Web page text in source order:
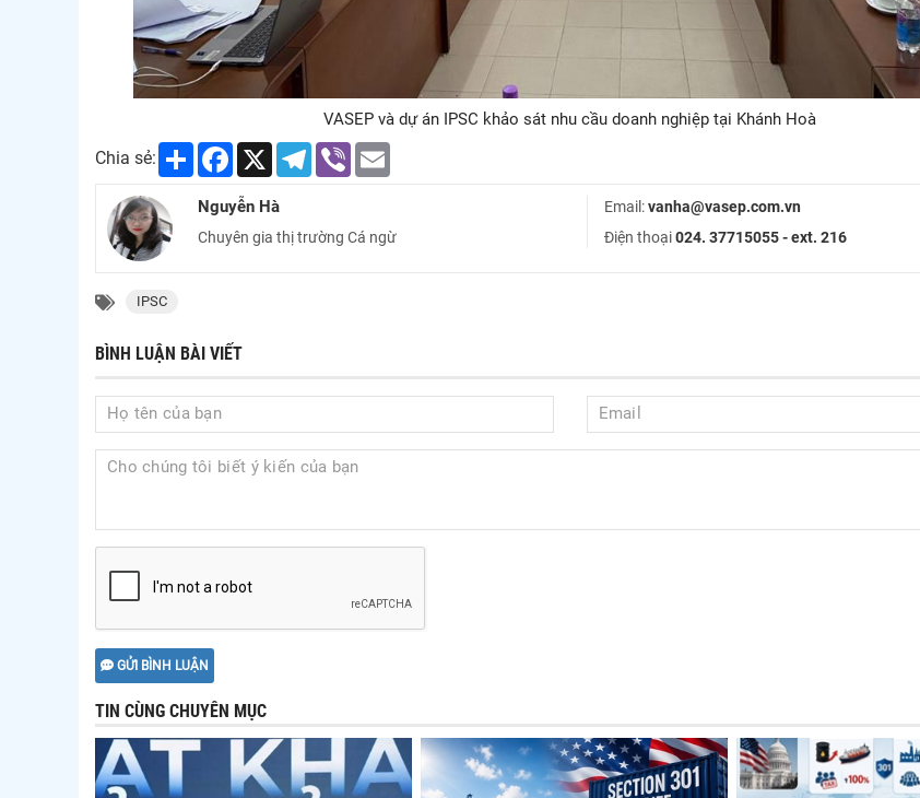
VASEP và dự án IPSC khảo sát nhu cầu doanh nghiệp tại Khánh Hoà
Chia sẻ: Share Facebook
X Telegram
Viber
Nguyễn Hà
Chuyên gia thị trường Cá ngừ
Email:vanha@vasep.com.vn
Điện thoại024. 37715055 - ext. 216
IPSC
BÌNH LUẬN BÀI VIẾT
GỬI BÌNH LUẬN
TIN CÙNG CHUYÊN MỤC